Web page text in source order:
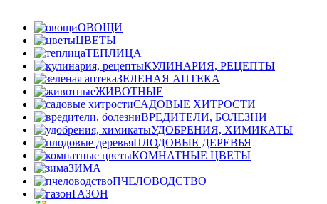
ОВОЩИ
ЦВЕТЫ
ТЕПЛИЦА
КУЛИНАРИЯ, РЕЦЕПТЫ
ЗЕЛЕНАЯ АПТЕКА
ЖИВОТНЫЕ
САДОВЫЕ ХИТРОСТИ
ВРЕДИТЕЛИ, БОЛЕЗНИ
УДОБРЕНИЯ, ХИМИКАТЫ
ПЛОДОВЫЕ ДЕРЕВЬЯ
КОМНАТНЫЕ ЦВЕТЫ
ЗИМА
ПЧЕЛОВОДСТВО
ГАЗОН